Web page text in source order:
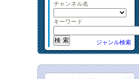
チャンネル名
キーワード
ジャンル検索